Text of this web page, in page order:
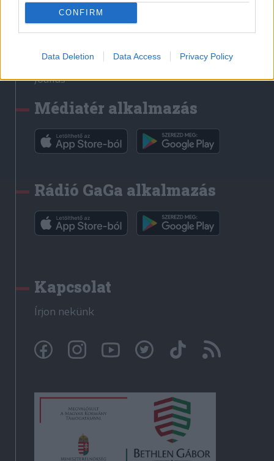
CONFIRM
Data Deletion Data Access Privacy Policy
Erdélyi Napló
Főtér
Rádió GaGa
Jóállás
Médiatér alkalmazás
Rádió GaGa alkalmazás
Kapcsolat
Írjon nekünk